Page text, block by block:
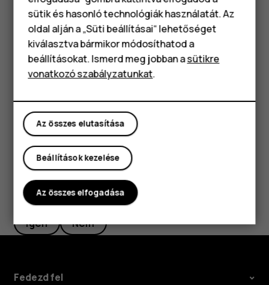
Okostelefonok
Klasszikus telefonok
Tartozékok
Táblagépek
Rádióállomás eltávolítása a kedvencek közül
Egy állomás hallgatása közben koppintson a
Tipp:Ha a telefon hangszóróján keresztül szeretne
rádióállomást hallgatni, akkor koppintson a
Hasznosnak találtad?
Igen Nem
Fedezd fel
sütik és hasonló technológiák használatát. Az
oldal alján a „Süti beállításai“ lehetőséget
kiválasztva bármikor módosíthatod a
beállításokat. Ismerd meg jobban asütikre
vonatkozó szabályzatunkat.
Az összes elutasítása
Beállítások kezelése
Az összes elfogadása